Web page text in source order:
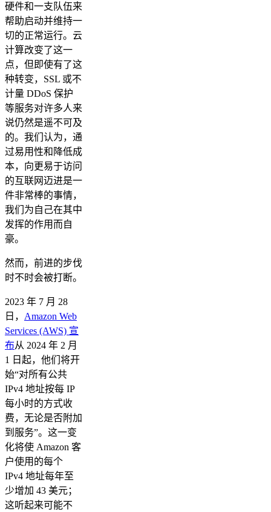
硬件和一支队伍来
帮助启动并维持一
切的正常运行。云
计算改变了这一
点，但即使有了这
种转变，SSL 或不
计量 DDoS 保护
等服务对许多人来
说仍然是遥不可及
的。我们认为，通
过易用性和降低成
本，向更易于访问
的互联网迈进是一
件非常棒的事情，
我们为自己在其中
发挥的作用而自
豪。
然而，前进的步伐
时不时会被打断。
2023 年 7 月 28
日， Amazon Web
Services (AWS) 宣
布从 2024 年 2 月
1 日起，他们将开
始“对所有公共
IPv4 地址按每 IP
每小时的方式收
费，无论是否附加
到服务”。这一变
化将使 Amazon 客
户使用的每个
IPv4 地址每年至
少增加 43 美元；
这听起来可能不